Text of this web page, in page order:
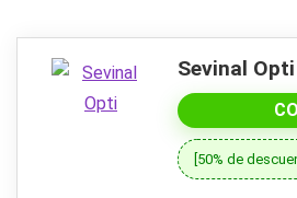
Sevinal Opti
[50% de